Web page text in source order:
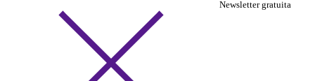
Newsletter gratuita